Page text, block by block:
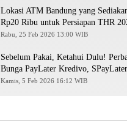
Lokasi ATM Bandung yang
Rp20 Ribu untuk Persiapan THR
Rabu, 25 Feb 2026 13:00 WIB
Sebelum Pakai, Ketahui Dulu!
Bunga PayLater Kredivo,
2026
Kamis, 5 Feb 2026 16:12 WIB